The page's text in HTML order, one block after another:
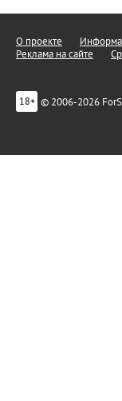
О проекте
Реклама на сайте
18+ © 2006-2026